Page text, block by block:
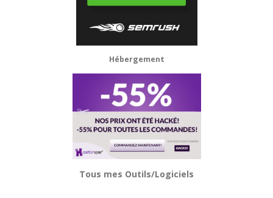
Hébergement
Tous mes Outils/Logiciels